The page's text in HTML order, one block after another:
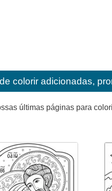
colorir adicionadas,
últimas páginas para